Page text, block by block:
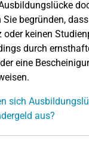
begründen,
keinen
durch
eine
sich
aus?